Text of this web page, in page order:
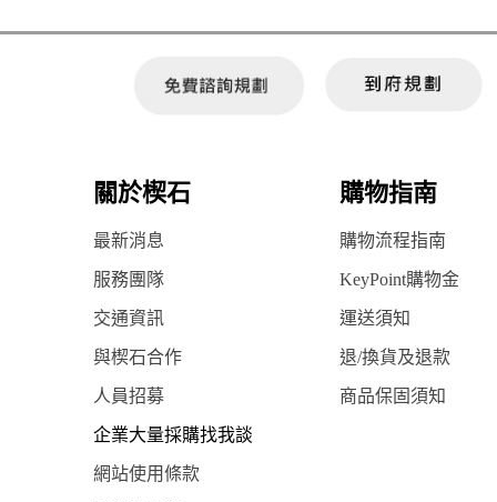
關於楔石 購物指南
最新消息 購物流程指南
服務團隊 KeyPoint購物金
交通資訊 運送須知
與楔石合作 退/換貨及退款
人員招募 商品保固須知
企業大量採購找我談
網站使用條款